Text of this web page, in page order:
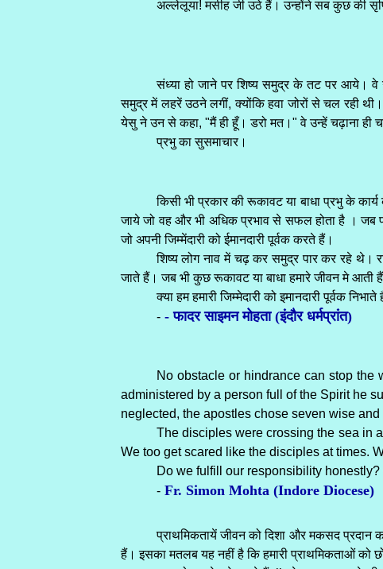
अल्लेलूया! मसीह जी उठे हैं। उन्होंने सब कुछ की
संध्या हो जाने पर शिष्य समुद्र के तट पर आये।
समुद्र में लहरें उठने लगीं, क्योंकि हवा जोरों से चल रही
येसु ने उन से कहा, "मैं ही हूँ। डरो मत।" वे उन्हें चढ़ाना ही
प्रभु का सुसमाचार।
किसी भी प्रकार की रूकावट या बाधा प्रभु के
जाये जो वह और भी अधिक प्रभाव से सफल होता है । जब
जो अपनी जिम्मेंदारी को ईमानदारी पूर्वक करते हैं।
शिष्य लोग नाव में चढ़ कर समुद्र पार कर रहे थे।
जाते हैं। जब भी कुछ रूकावट या बाधा हमारे जीवन मे आती
क्या हम हमारी जिम्मेदारी को इमानदारी पूर्वक
-- फादर साइमन मोहता (इंदौर धर्मप्रांत)
No obstacle or hindrance can stop the
administered by a person full of the Spirit he
neglected, the apostles chose seven wise
The disciples were crossing the sea in
We too get scared like the disciples at times.
Do we fulfill our responsibility
-Fr. Simon Mohta (Indore Diocese)
प्राथमिकतायें जीवन को दिशा और मकसद प्रदान
हैं। इसका मतलब यह नहीं है कि हमारी प्राथमिकताओं को